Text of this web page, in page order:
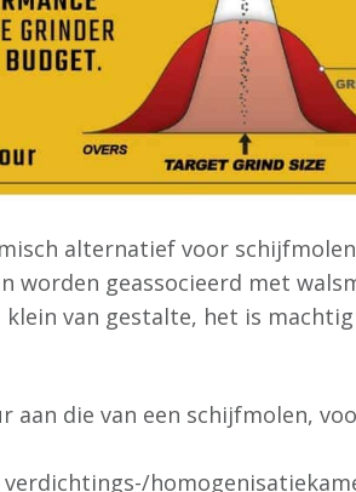
alternatief voor
worden geassocieerd met
klein van gestalte, het is
die van een schijfmolen,